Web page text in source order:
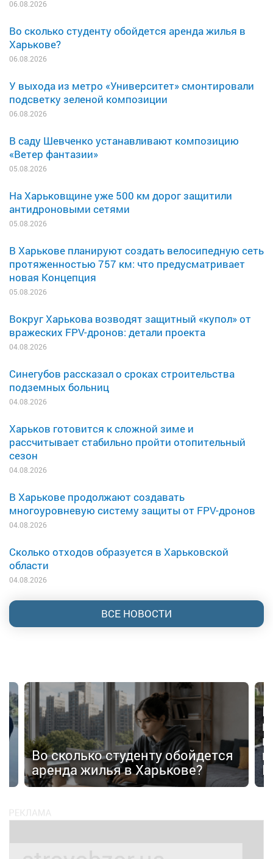
06.08.2026
Во сколько студенту обойдется аренда жилья в
Харькове?
06.08.2026
У выхода из метро «Университет» смонтировали
подсветку зеленой композиции
06.08.2026
В саду Шевченко устанавливают композицию
«Ветер фантазии»
05.08.2026
На Харьковщине уже 500 км дорог защитили
антидроновыми сетями
05.08.2026
В Харькове планируют создать велосипедную сеть
протяженностью 757 км: что предусматривает
новая Концепция
05.08.2026
Вокруг Харькова возводят защитный «купол» от
вражеских FPV-дронов: детали проекта
04.08.2026
Синегубов рассказал о сроках строительства
подземных больниц
04.08.2026
Харьков готовится к сложной зиме и
рассчитывает стабильно пройти отопительный
сезон
04.08.2026
В Харькове продолжают создавать
многоуровневую систему защиты от FPV-дронов
04.08.2026
Сколько отходов образуется в Харьковской
области
04.08.2026
ВСЕ НОВОСТИ
Во сколько студенту обойдется
аренда жилья в Харькове?
В